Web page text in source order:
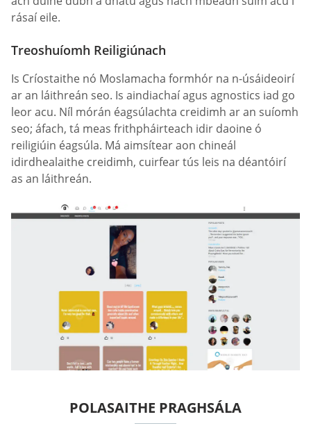
rásaí eile.
Treoshuíomh Reiligiúnach
Is Críostaithe nó Moslamacha formhór na n-úsáideoirí
ar an láithreán seo. Is aindiachaí agus agnostics iad go
leor acu. Níl mórán éagsúlachta creidimh ar an suíomh
seo; áfach, tá meas frithpháirteach idir daoine ó
reiligiúin éagsúla. Má aimsítear aon chineál
idirdhealaithe creidimh, cuirfear tús leis na déantóirí
as an láithreán.
POLASAITHE PRAGHSÁLA